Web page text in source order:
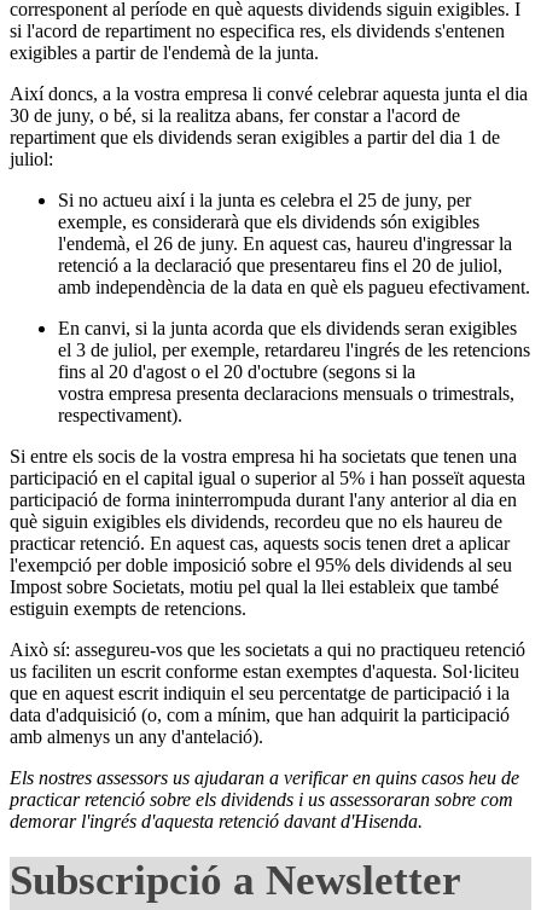
corresponent al període en què aquests dividends siguin exigibles. I
si l'acord de repartiment no especifica res, els dividends s'entenen
exigibles a partir de l'endemà de la junta.
Així doncs, a la vostra empresa li convé celebrar aquesta junta el dia
30 de juny, o bé, si la realitza abans, fer constar a l'acord de
repartiment que els dividends seran exigibles a partir del dia 1 de
juliol:
Si no actueu així i la junta es celebra el 25 de juny, per
exemple, es considerarà que els dividends són exigibles
l'endemà, el 26 de juny. En aquest cas, haureu d'ingressar la
retenció a la declaració que presentareu fins el 20 de juliol,
amb independència de la data en què els pagueu efectivament.
En canvi, si la junta acorda que els dividends seran exigibles
el 3 de juliol, per exemple, retardareu l'ingrés de les retencions
fins al 20 d'agost o el 20 d'octubre (segons si la
vostra empresa presenta declaracions mensuals o trimestrals,
respectivament).
Si entre els socis de la vostra empresa hi ha societats que tenen una
participació en el capital igual o superior al 5% i han posseït aquesta
participació de forma ininterrompuda durant l'any anterior al dia en
què siguin exigibles els dividends, recordeu que no els haureu de
practicar retenció. En aquest cas, aquests socis tenen dret a aplicar
l'exempció per doble imposició sobre el 95% dels dividends al seu
Impost sobre Societats, motiu pel qual la llei estableix que també
estiguin exempts de retencions.
Això sí: assegureu-vos que les societats a qui no practiqueu retenció
us faciliten un escrit conforme estan exemptes d'aquesta. Sol·liciteu
que en aquest escrit indiquin el seu percentatge de participació i la
data d'adquisició (o, com a mínim, que han adquirit la participació
amb almenys un any d'antelació).
Els nostres assessors us ajudaran a verificar en quins casos heu de
practicar retenció sobre els dividends i us assessoraran sobre com
demorar l'ingrés d'aquesta retenció davant d'Hisenda.
Subscripció a Newsletter